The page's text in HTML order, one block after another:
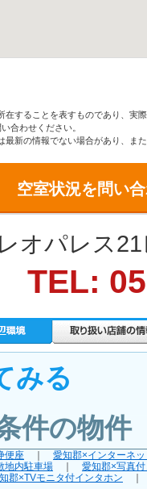
することを表すものであり、実
合わせください。
新の情報でない場合があり、ま
空室状況を問い
オパレス
TEL:
みる
件の物件
便座
愛知郡×インターネ
地内駐車場
愛知郡×写真
郡×TVモニタ付インタホン